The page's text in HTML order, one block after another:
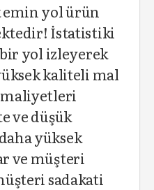
emin yol ürün
İstatistiki
yol izleyerek
kaliteli mal
ve düşük
yüksek
ve müşteri
sadakati